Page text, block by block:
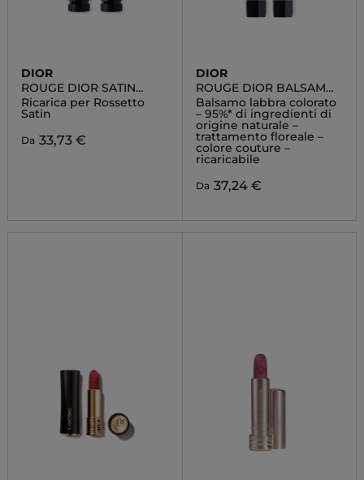
DIOR
ROUGE DIOR SATIN
REFILL
Ricarica per Rossetto
Satin
Da 33,73 €
DIOR
ROUGE DIOR BALSAMO
COLORATO
Balsamo labbra colorato
– 95%* di ingredienti di
origine naturale –
trattamento floreale –
colore couture –
ricaricabile
Da 37,24 €